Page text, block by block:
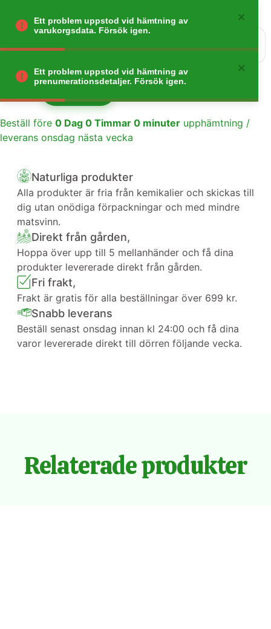
Gå tillbaka
Beställ före 0 Dag 0 Timmar 0 minuter upphämtning /
leverans onsdag nästa vecka
Naturliga produkter
Alla produkter är fria från kemikalier och skickas till
dig utan onödiga förpackningar och med mindre
matsvinn.
Direkt från gården,
Hoppa över upp till 5 mellanhänder och få dina
produkter levererade direkt från gården.
Fri frakt,
Frakt är gratis för alla beställningar över 699 kr.
Snabb leverans
Beställ senast onsdag innan kl 24:00 och få dina
varor levererade direkt till dörren följande vecka.
Relaterade produkter
Ett problem uppstod vid hämtning av
varukorgsdata. Försök igen.
Ett problem uppstod vid hämtning av
prenumerationsdetaljer. Försök igen.